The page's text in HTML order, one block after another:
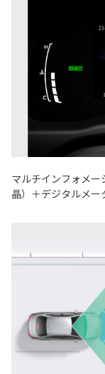
マルチインフォメ
晶）＋デジタルメー